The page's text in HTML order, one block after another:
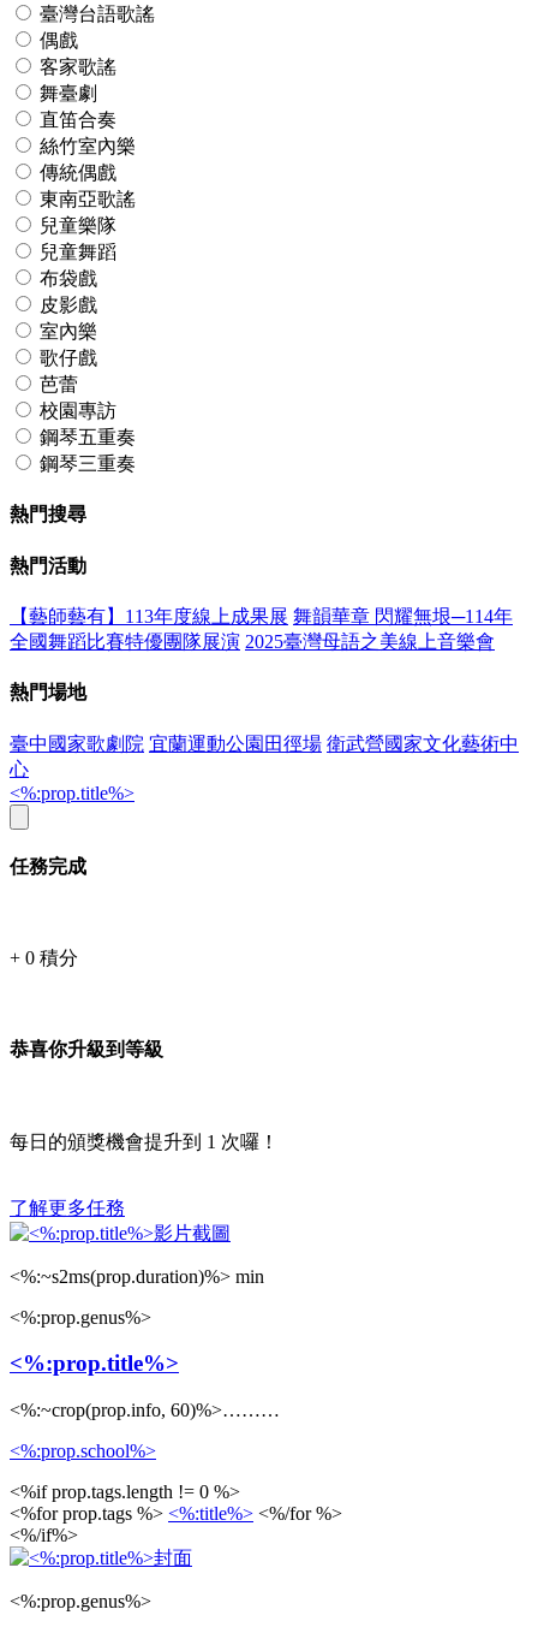
臺灣台語歌謠
偶戲
客家歌謠
舞臺劇
直笛合奏
絲竹室內樂
傳統偶戲
東南亞歌謠
兒童樂隊
兒童舞蹈
布袋戲
皮影戲
室內樂
歌仔戲
芭蕾
校園專訪
鋼琴五重奏
鋼琴三重奏
熱門搜尋
熱門活動
【藝師藝有】113年度線上成果展 舞韻華章 閃耀無垠─114年
全國舞蹈比賽特優團隊展演 2025臺灣母語之美線上音樂會
熱門場地
臺中國家歌劇院 宜蘭運動公園田徑場 衛武營國家文化藝術中
心
<%:prop.title%>
任務完成
+ 0 積分
恭喜你升級到等級
每日的頒獎機會提升到 1 次囉！
了解更多任務
<%:~s2ms(prop.duration)%> min
<%:prop.genus%>
<%:prop.title%>
<%:~crop(prop.info, 60)%>………
<%:prop.school%>
<%if prop.tags.length != 0 %>
<%for prop.tags %> <%:title%> <%/for %>
<%/if%>
<%:prop.genus%>